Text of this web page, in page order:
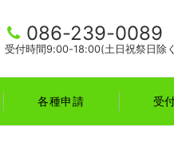
086-239-0089
受付時間9:00-18:00(土日祝祭日除
各種申請 受